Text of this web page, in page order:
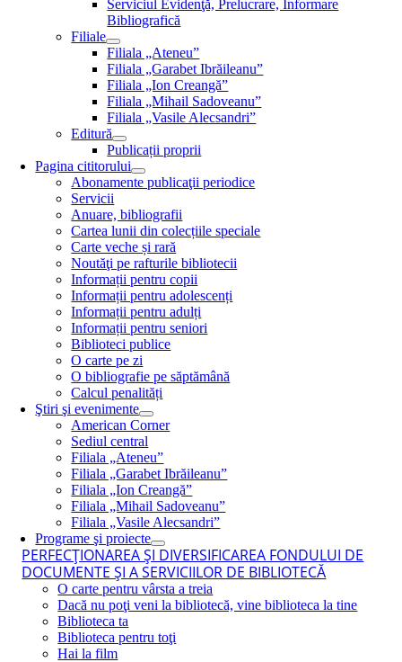
Serviciul Evidenţă, Prelucrare, Informare
Bibliografică
Filiale
Filiala „Ateneu”
Filiala „Garabet Ibrăileanu”
Filiala „Ion Creangă”
Filiala „Mihail Sadoveanu”
Filiala „Vasile Alecsandri”
Editură
Publicații proprii
Pagina cititorului
Abonamente publicaţii periodice
Servicii
Anuare, bibliografii
Cartea lunii din colecțiile speciale
Carte veche și rară
Noutăţi pe rafturile bibliotecii
Informații pentru copii
Informații pentru adolescenți
Informații pentru adulți
Informații pentru seniori
Biblioteci publice
O carte pe zi
O bibliografie pe săptămână
Calcul penalități
Ştiri şi evenimente
American Corner
Sediul central
Filiala „Ateneu”
Filiala „Garabet Ibrăileanu”
Filiala „Ion Creangă”
Filiala „Mihail Sadoveanu”
Filiala „Vasile Alecsandri”
Programe şi proiecte
PERFECŢIONAREA ŞI DIVERSIFICAREA FONDULUI DE
DOCUMENTE ŞI A SERVICIILOR DE BIBLIOTECĂ
O carte pentru vârsta a treia
Dacă nu poţi veni la bibliotecă, vine biblioteca la tine
Biblioteca ta
Biblioteca pentru toţi
Hai la film